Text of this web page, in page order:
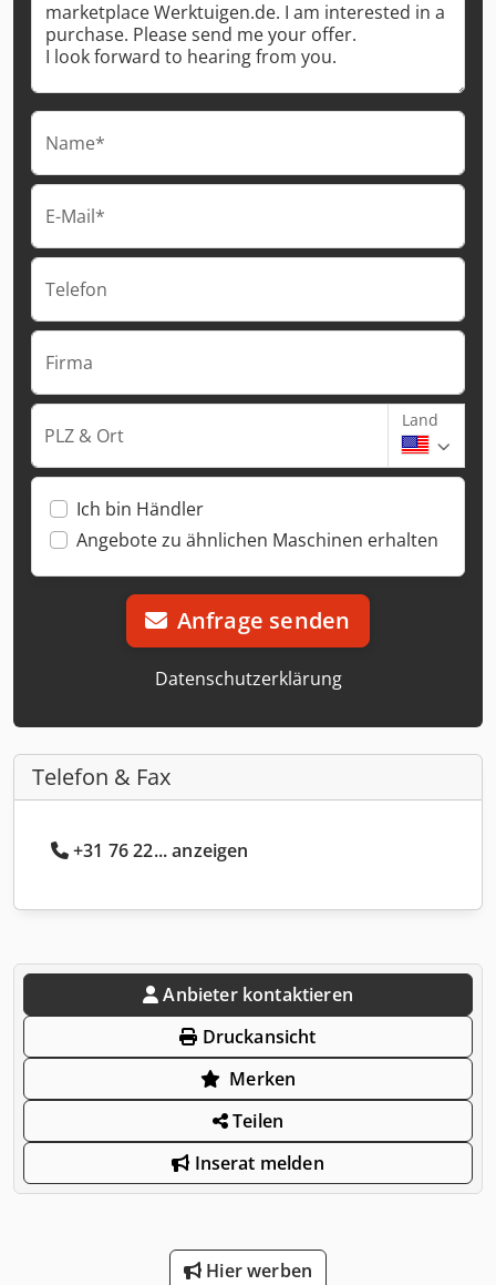
Name*
E-Mail*
Telefon
Firma
PLZ & Ort
Land
Ich bin Händler
Angebote zu ähnlichen Maschinen erhalten
Anfrage senden
Datenschutzerklärung
Telefon & Fax
+31 76 22... anzeigen
Anbieter kontaktieren
Druckansicht
Merken
Teilen
Inserat melden
Hier werben